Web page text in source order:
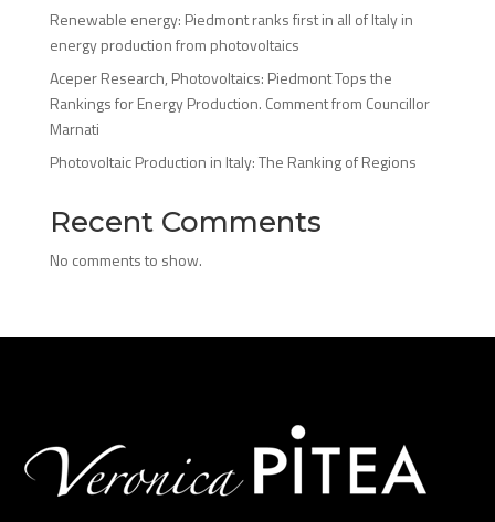
Renewable energy: Piedmont ranks first in all of Italy in
energy production from photovoltaics
Aceper Research, Photovoltaics: Piedmont Tops the
Rankings for Energy Production. Comment from Councillor
Marnati
Photovoltaic Production in Italy: The Ranking of Regions
Recent Comments
No comments to show.